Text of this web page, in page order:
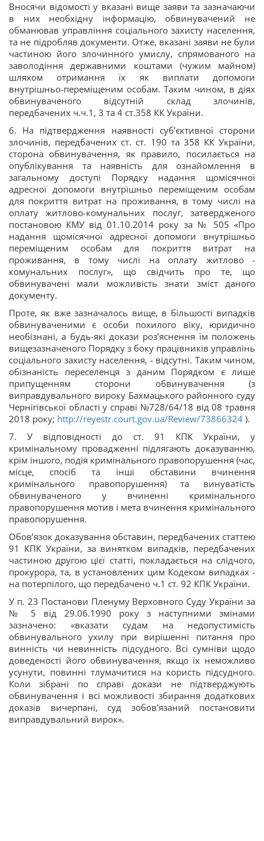
Вносячи відомості у вказані вище заяви та зазначаючи
в них необхідну інформацію, обвинувачений не
обманював управління соціального захисту населення,
та не підробляв документи. Отже, вказані заяви не були
частиною його злочинного умислу, спрямованого на
заволодіння державними коштами (чужим майном)
шляхом отримання їх як виплати допомоги
внутрішньо-переміщеним особам. Таким чином, в діях
обвинуваченого відсутній склад злочинів,
передбачених ч.ч.1, 3 та 4 ст.358 КК України.
6. На підтвердження наявності суб’єктивної сторони
злочинів, передбачених ст. ст. 190 та 358 КК України,
сторона обвинувачення, як правило, посилається на
опублікування та наявність для ознайомлення в
загальному доступі Порядку надання щомісячної
адресної допомоги внутрішньо переміщеним особам
для покриття витрат на проживання, в тому числі на
оплату житлово-комунальних послуг, затвердженого
постановою КМУ від 01.10.2014 року за № 505 «Про
надання щомісячної адресної допомоги внутрішньо
переміщеним особам для покриття витрат на
проживання, в тому числі на оплату житлово -
комунальних послуг», що свідчить про те, що
обвинувачені мали можливість знати зміст даного
документу.
Проте, як вже зазначалось вище, в більшості випадків
обвинуваченими є особи похилого віку, юридично
необізнані, а будь-які докази роз’яснення їм положень
вищезазначеного Порядку з боку працівників управлінь
соціального захисту населення, - відсутні. Таким чином,
обізнаність переселенця з даним Порядком є лише
припущенням сторони обвинувачення (з
виправдувального вироку Бахмацького районного суду
Чернігівської області у справі №728/64/18 від 08 травня
2018 року; http://reyestr.court.gov.ua/Review/73866324 ).
7. У відповідності до ст. 91 КПК України, у
кримінальному провадженні підлягають доказуванню,
крім іншого, подія кримінального правопорушення (час,
місце, спосіб та інші обставини вчинення
кримінального правопорушення) та винуватість
обвинуваченого у вчиненні кримінального
правопорушення мотив і мета вчинення кримінального
правопорушення.
Обов’язок доказування обставин, передбачених статтею
91 КПК України, за винятком випадків, передбачених
частиною другою цієї статті, покладається на слідчого,
прокурора, та, в установлених цим Кодеком випадках -
на потерпілого, що передбачено ч.1 ст. 92 КПК України.
У п. 23 Постанови Пленуму Верховного Суду України за
№ 5 від 29.06.1990 року з наступними змінами
зазначено: «вказати судам на недопустимість
обвинувального ухилу при вирішенні питання про
винність чи невинність підсудного. Всі сумніви щодо
доведеності його обвинувачення, якщо їх неможливо
усунути, повинні тлумачитися на користь підсудного.
Коли зібрані по справі докази не підтверджують
обвинувачення і всі можливості збирання додаткових
доказів вичерпані, суд зобов’язаний постановити
виправдувальний вирок».